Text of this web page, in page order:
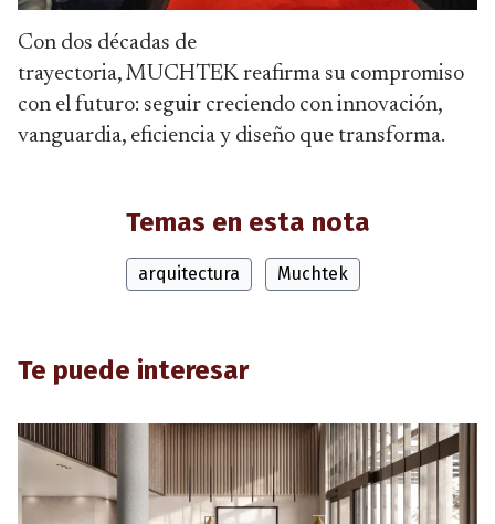
Con dos décadas de
trayectoria, MUCHTEK reafirma su compromiso
con el futuro: seguir creciendo con innovación,
vanguardia, eficiencia y diseño que transforma.
Temas en esta nota
arquitectura Muchtek
Te puede interesar